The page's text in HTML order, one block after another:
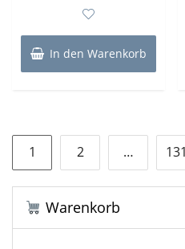
In den Warenkorb
der
Beiträge
1 2 … 131
Warenkorb